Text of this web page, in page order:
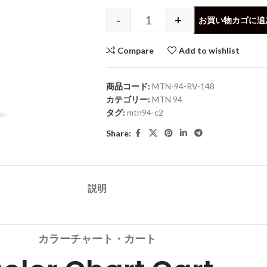
- + お買い物カゴに追
Compare Add to wishlist
商品コード: MTN-94-RV-148
カテゴリー: MTN 94
タグ: mtn94-c2
Share:
説明
カラーチャート・カート